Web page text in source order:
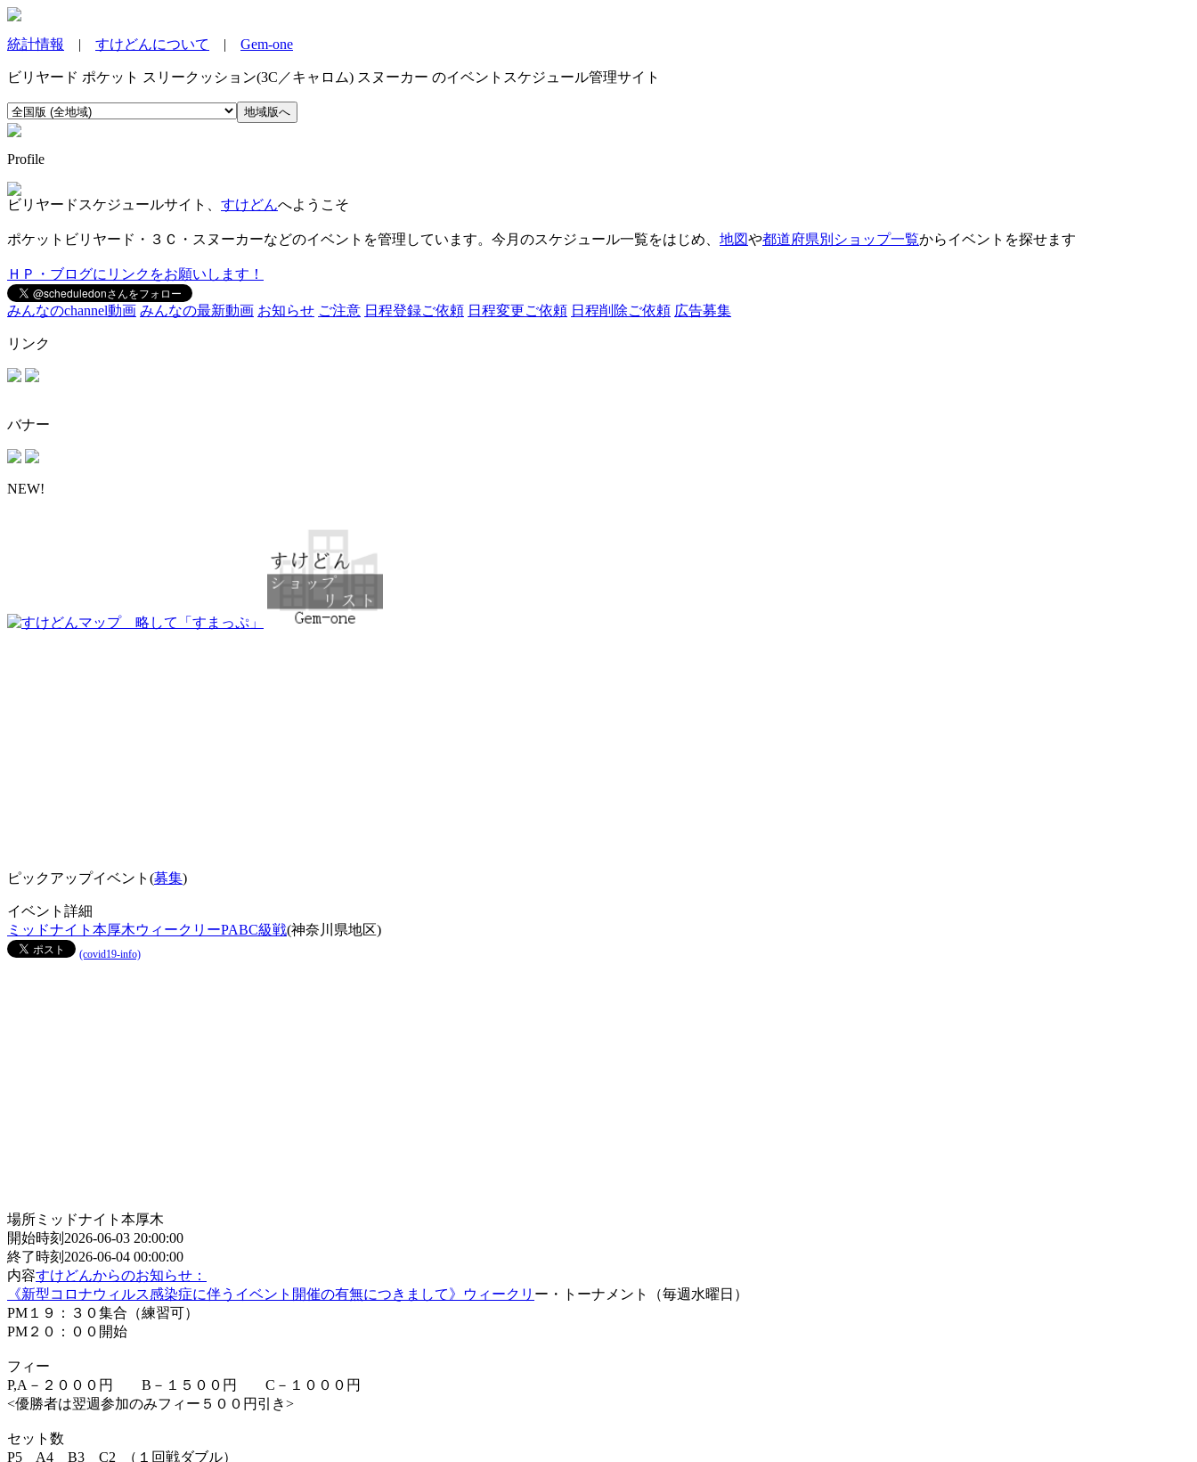
統計情報 | すけどんについて | Gem-one
ビリヤード ポケット スリークッション(3C／キャロム) スヌーカー のイベントスケジュール管理サイト
Profile
ビリヤードスケジュールサイト、 すけどんへようこそ
ポケットビリヤード・３Ｃ・スヌーカーなどのイベントを管理しています。今月のスケジュール一覧をはじめ、 地図や都道府県別ショップ一覧からイベントを探せます
ＨＰ・ブログにリンクをお願いします！
みんなのchannel動画 みんなの最新動画 お知らせ ご注意 日程登録ご依頼 日程変更ご依頼 日程削除ご依頼 広告募集
リンク
バナー
NEW!
ピックアップイベント(募集)
イベント詳細
ミッドナイト本厚木ウィークリーPABC級戦(神奈川県地区)
(covid19-info)
場所 ミッドナイト本厚木
開始時刻 2026-06-03 20:00:00
終了時刻 2026-06-04 00:00:00
内容すけどんからのお知らせ：
《新型コロナウィルス感染症に伴うイベント開催の有無につきまして》
ウィークリ ー・トーナメント（毎週水曜日）
PM１９：３０集合（練習可）
PM２０：００開始
フィー
P,A－２０００円 B－１５００円 C－１０００円
<優勝者は翌週参加のみフィー５００円引き>
セット数
P5 A4 B3 C2 （１回戦ダブル）